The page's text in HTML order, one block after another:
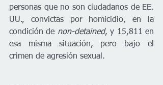
personas que no son ciudadanos de EE.
UU., convictas por homicidio, en la
condición de non-detained, y 15,811 en
esa misma situación, pero bajo el
crimen de agresión sexual.